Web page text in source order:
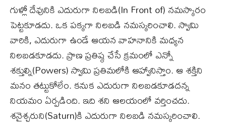
గుళ్లో దేవునికి ఎదురుగా నిలబడి(In Front of) నమస్కారం
పెట్టకూడదు. ఒక పక్కగా నిలబడి నమస్కరించాలి. స్వామి
వారికి, ఎదురుగా ఉండే ఆయన వాహనానికి మధ్యన
నిలబడకూడదు. ప్రాణ ప్రతిష్ఠ చేసే క్రమంలో ఎన్నో
శక్తుల్ని(Powers) స్వామి ప్రతిమలోకి ఆహ్వానిస్తాం. ఆ శక్తిని
మనం తట్టుకోలేం. కనుక ఎదురుగా నిలబడకూడదన్న
నియమం ఏర్పడింది. ఇది శని ఆలయంలో వర్తించదు.
శనైశ్చరుని(Saturn)కి ఎదురుగా నిలబడి నమస్కరించాలి.